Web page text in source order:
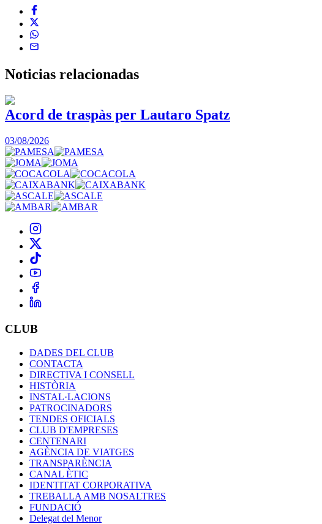
Noticias relacionadas
Acord de traspàs per Lautaro Spatz
03/08/2026
CLUB
DADES DEL CLUB
CONTACTA
DIRECTIVA I CONSELL
HISTÒRIA
INSTAL·LACIONS
PATROCINADORS
TENDES OFICIALS
CLUB D'EMPRESES
CENTENARI
AGÈNCIA DE VIATGES
TRANSPARÈNCIA
CANAL ÈTIC
IDENTITAT CORPORATIVA
TREBALLA AMB NOSALTRES
FUNDACIÓ
Delegat del Menor